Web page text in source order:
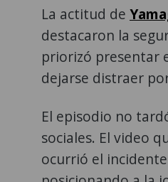
La actitud de
destacaron la
priorizó presentar
dejarse distraer
El episodio no
sociales. El video
ocurrió el